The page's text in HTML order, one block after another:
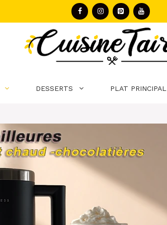
DESSERTS PLAT PRINCIPAL